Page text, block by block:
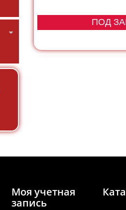
ПОД
Моя учетная
запись